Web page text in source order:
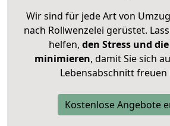
Wir sind für jede Art von
nach Rollwenzelei gerüstet.
helfen, den Stress und
minimieren, damit Sie sich
Lebensabschnitt freuen
Kostenlose Angebote